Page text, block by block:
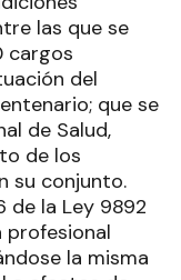
las que se
cargos
del
que se
de Salud,
de los
su conjunto.
de la Ley 9892
profesional
la misma